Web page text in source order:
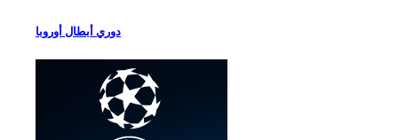
دوري أبطال أوروبا